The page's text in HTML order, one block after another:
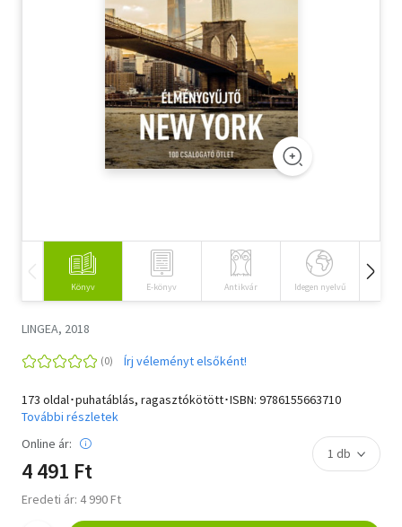
Szótár, nyelvkönyv
Tankönyv, segédkönyv
Társadalomtudomány
Természettudomány
Vallás
Könyv E-könyv Antikvár Idegen nyelvű
LINGEA, 2018
Írj véleményt elsőként!
173 oldal･puhatáblás, ragasztókötött･ISBN: 9786155663710
További részletek
Online ár:
4 491 Ft
Eredeti ár: 4 990 Ft